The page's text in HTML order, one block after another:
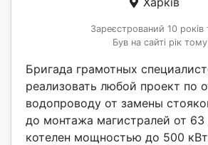
Зареєстрований 10 років
Був на сайті рік тому
Бригада грамотных
реализовать любой проект по
водопроводу от замены
до монтажа магистралей от
котелен мощностью до 500